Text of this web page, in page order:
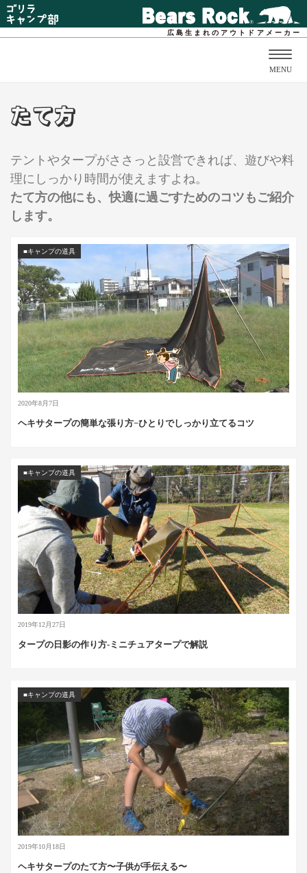
広島生まれのアウトドアメーカー
MENU
たて方
テントやタープがささっと設営できれば、遊びや料
理にしっかり時間が使えますよね。
たて方の他にも、快適に過ごすためのコツもご紹介
します。
2020年8月7日
■キャンプの道具
ヘキサタープの簡単な張り方−ひとりでしっかり立てるコツ
2019年12月27日
■キャンプの道具
タープの日影の作り方-ミニチュアタープで解説
2019年10月18日
■キャンプの道具
ヘキサタープのたて方〜子供が手伝える〜